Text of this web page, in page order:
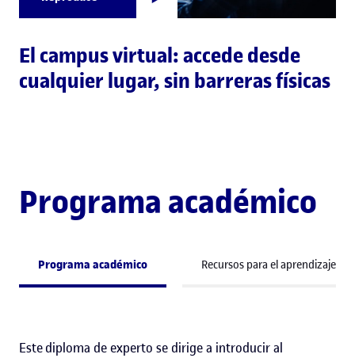
El campus virtual: accede desde
cualquier lugar, sin barreras físicas
Programa académico
Programa académico Recursos para el aprendizaje
Este diploma de experto se dirige a introducir al